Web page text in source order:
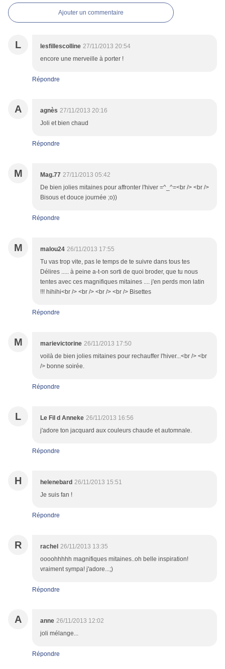
Ajouter un commentaire
L lesfillescolline 27/11/2013 20:54
encore une merveille à porter !
Répondre
A agnès 27/11/2013 20:16
Joli et bien chaud
Répondre
M Mag.77 27/11/2013 05:42
De bien jolies mitaines pour affronter l'hiver =^_^=<br /> <br />
Bisous et douce journée ;o))
Répondre
M malou24 26/11/2013 17:55
Tu vas trop vite, pas le temps de te suivre dans tous tes
Délires ..... à peine a-t-on sorti de quoi broder, que tu nous
tentes avec ces magnifiques mitaines .... j'en perds mon latin
!!! hihihi<br /> <br /> <br /> <br /> Bisettes
Répondre
M marievictorine 26/11/2013 17:50
voilà de bien jolies mitaines pour rechauffer l'hiver...<br /> <br
/> bonne soirée.
Répondre
L Le Fil d Anneke 26/11/2013 16:56
j'adore ton jacquard aux couleurs chaude et automnale.
Répondre
H helenebard 26/11/2013 15:51
Je suis fan !
Répondre
R rachel 26/11/2013 13:35
oooohhhhh magnifiques mitaines..oh belle inspiration!
vraiment sympa! j'adore...;)
Répondre
A anne 26/11/2013 12:02
joli mélange...
Répondre